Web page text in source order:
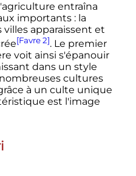
entraîna
importants : la
apparaissent et
[Favre 2]. Le premier
voit ainsi s'épanouir
dans un style
cultures
à un culte unique
est l'image